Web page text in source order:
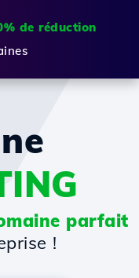
de réduction
parfait
!